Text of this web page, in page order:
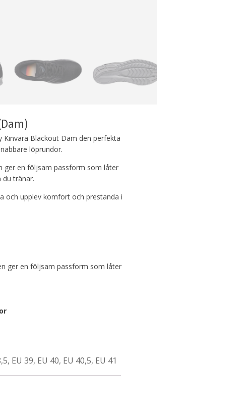
Kinvara Blackout Dam den perfekta
löprundor.
ger en följsam passform som låter
tränar.
och upplev komfort och prestanda i
ger en följsam passform som låter
EU 39, EU 40, EU 40,5, EU 41